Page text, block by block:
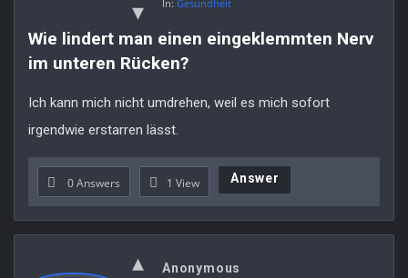
In: Gesundheit
Wie lindert man einen eingeklemmten Nerv
im unteren Rücken?
Ich kann mich nicht umdrehen, weil es mich sofort
irgendwie erstarren lässt.
0 Answers 1 View Answer
Anonymous